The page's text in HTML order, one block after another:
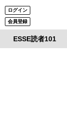
ログイン
会員登録
ESSE読者101